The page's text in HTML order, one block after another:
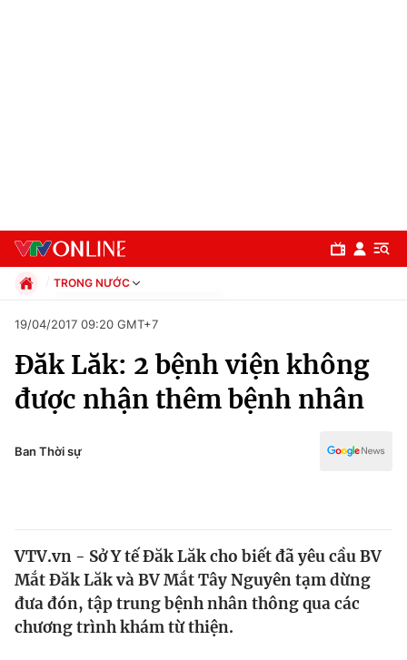
Chuyên mục
Chính trị
Y tế
Thế giới
TRONG NƯỚC
Xã hội
Pháp luật
Thể thao
Văn hóa - Giải trí
Giáo dục
19/04/2017 09:20 GMT+7
Đăk Lăk: 2 bệnh viện không
được nhận thêm bệnh nhân
Ban Thời sự
VTV.vn - Sở Y tế Đăk Lăk cho biết đã yêu cầu BV
Mắt Đăk Lăk và BV Mắt Tây Nguyên tạm dừng
đưa đón, tập trung bệnh nhân thông qua các
chương trình khám từ thiện.